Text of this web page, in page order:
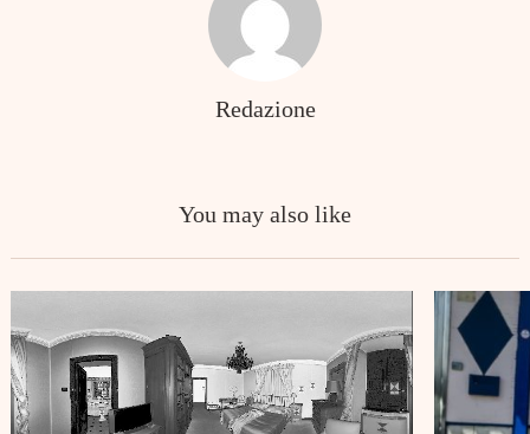
Redazione
You may also like